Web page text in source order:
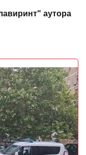
аутора